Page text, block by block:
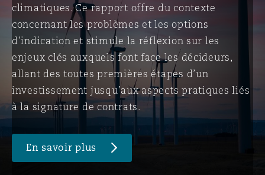
climatiques. Ce rapport offre du contexte
concernant les problèmes et les options
d’indication et stimule la réflexion sur les
enjeux clés auxquels font face les décideurs,
allant des toutes premières étapes d’un
investissement jusqu’aux aspects pratiques liés
à la signature de contrats.
En savoir plus